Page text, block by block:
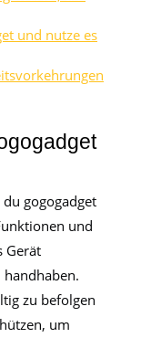
und nutze es
gogogadget
und
Gerät
zu befolgen
um